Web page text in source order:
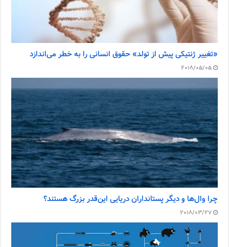
«تغییر ژنتیکی پیش از تولد» حقوق انسانی را به خطر می‌اندازد
2018/05/05
چرا وال‌ها و دیگر پستانداران دریایی این‌قدر بزرگ هستند؟
2018/03/27